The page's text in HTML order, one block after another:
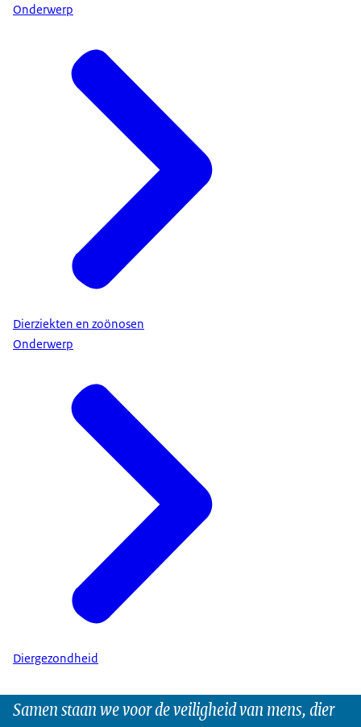
Onderwerp
Dierziekten en zoönosen
Onderwerp
Diergezondheid
Samen staan we voor de veiligheid van mens, dier